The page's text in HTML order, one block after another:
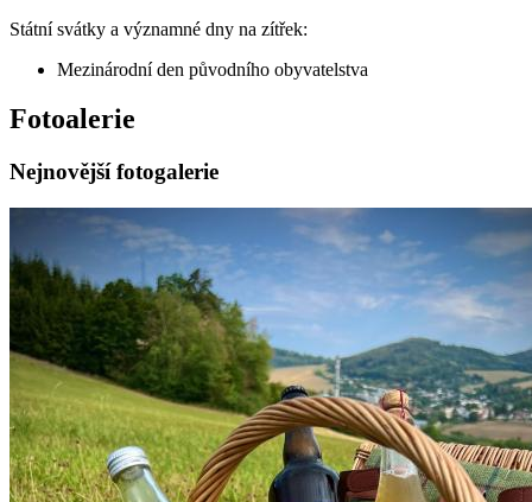
Státní svátky a významné dny na zítřek:
Mezinárodní den původního obyvatelstva
Fotoalerie
Nejnovější fotogalerie